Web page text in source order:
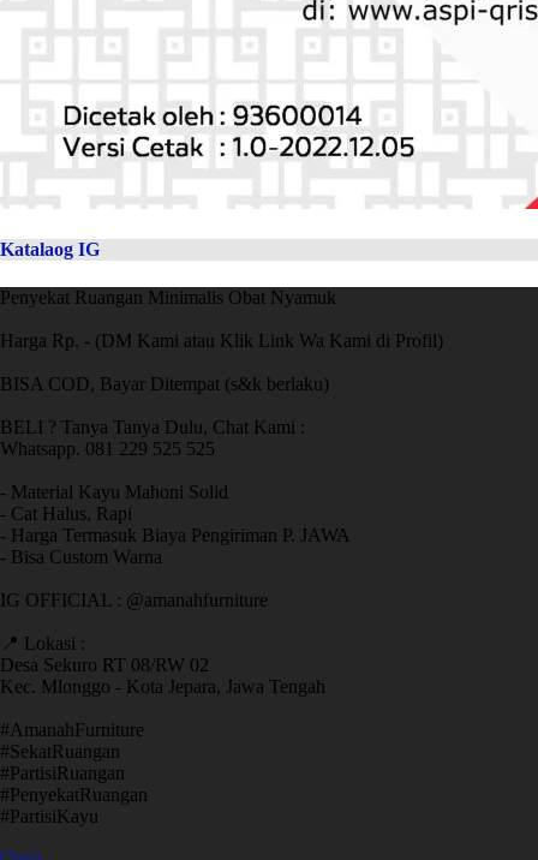
Katalaog IG
Penyekat Ruangan Minimalis Obat Nyamuk
Harga Rp. - (DM Kami atau Klik Link Wa Kami di Profil)
BISA COD, Bayar Ditempat (s&k berlaku)
BELI ? Tanya Tanya Dulu, Chat Kami :
Whatsapp. 081 229 525 525
- Material Kayu Mahoni Solid
- Cat Halus, Rapi
- Harga Termasuk Biaya Pengiriman P. JAWA
- Bisa Custom Warna
IG OFFICIAL : @amanahfurniture
📍 Lokasi :
Desa Sekuro RT 08/RW 02
Kec. Mlonggo - Kota Jepara, Jawa Tengah
​#AmanahFurniture
​#SekatRuangan
​#PartisiRuangan
​#PenyekatRuangan
​#PartisiKayu